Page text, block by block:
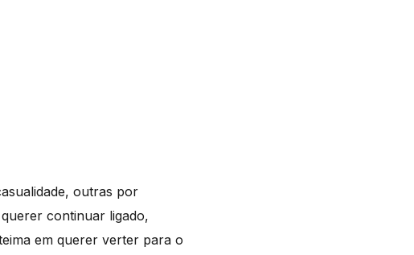
outras por
continuar ligado,
em querer verter para o